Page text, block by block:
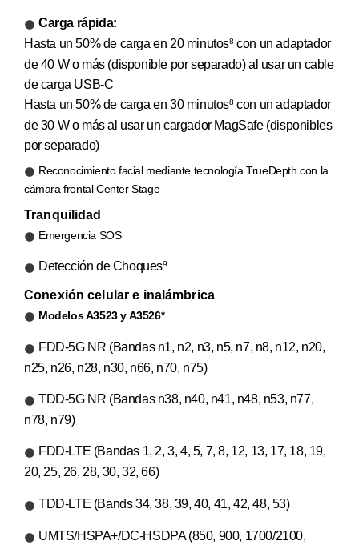
Carga rápida:
Hasta un 50% de carga en 20 minutos8 con un adaptador
de 40 W o más (disponible por separado) al usar un cable
de carga USB-C
Hasta un 50% de carga en 30 minutos8 con un adaptador
de 30 W o más al usar un cargador MagSafe (disponibles
por separado)
Reconocimiento facial mediante tecnología TrueDepth con la
cámara frontal Center Stage
Tranquilidad
Emergencia SOS
Detección de Choques9
Conexión celular e inalámbrica
Modelos A3523 y A3526*
FDD-5G NR (Bandas n1, n2, n3, n5, n7, n8, n12, n20,
n25, n26, n28, n30, n66, n70, n75)
TDD-5G NR (Bandas n38, n40, n41, n48, n53, n77,
n78, n79)
FDD-LTE (Bandas 1, 2, 3, 4, 5, 7, 8, 12, 13, 17, 18, 19,
20, 25, 26, 28, 30, 32, 66)
TDD-LTE (Bands 34, 38, 39, 40, 41, 42, 48, 53)
UMTS/HSPA+/DC-HSDPA (850, 900, 1700/2100,